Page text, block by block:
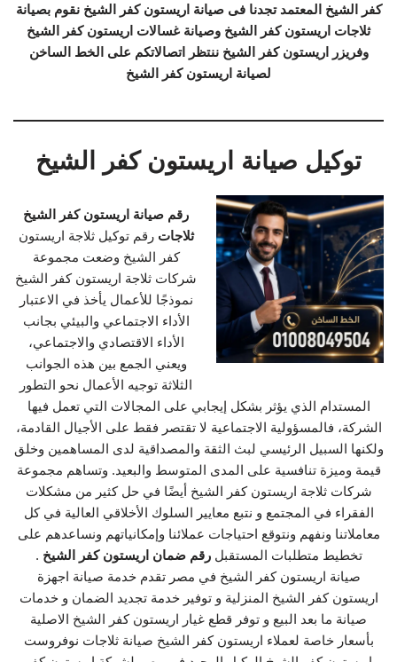
كفر الشيخ المعتمد تجدنا فى صيانة اريستون كفر الشيخ نقوم بصيانة
ثلاجات اريستون كفر الشيخ وصيانة غسالات اريستون كفر الشيخ
وفريزر اريستون كفر الشيخ ننتظر اتصالاتكم على الخط الساخن
لصيانة اريستون كفر الشيخ
توكيل صيانة اريستون كفر الشيخ
رقم صيانة اريستون كفر الشيخ
ثلاجات رقم توكيل ثلاجة اريستون
كفر الشيخ وضعت مجموعة
شركات ثلاجة اريستون كفر الشيخ
نموذجًا للأعمال يأخذ في الاعتبار
الأداء الاجتماعي والبيئي بجانب
الأداء الاقتصادي والاجتماعي،
ويعني الجمع بين هذه الجوانب
الثلاثة توجيه الأعمال نحو التطور
المستدام الذي يؤثر بشكل إيجابي على المجالات التي تعمل فيها
الشركة، فالمسؤولية الاجتماعية لا تقتصر فقط على الأجيال القادمة،
ولكنها السبيل الرئيسي لبث الثقة والمصداقية لدى المساهمين وخلق
قيمة وميزة تنافسية على المدى المتوسط والبعيد. وتساهم مجموعة
شركات ثلاجة اريستون كفر الشيخ أيضًا في حل كثير من مشكلات
الفقراء في المجتمع و نتبع معايير السلوك الأخلاقي العالية في كل
معاملاتنا ونفهم ونتوقع احتياجات عملائنا وإمكانياتهم ونساعدهم على
تخطيط متطلبات المستقبلرقم ضمان اريستون كفر الشيخ .
صيانة اريستون كفر الشيخ في مصر تقدم خدمة صيانة اجهزة
اريستون كفر الشيخ المنزلية و توفير خدمة تجديد الضمان و خدمات
صيانة ما بعد البيع و توفر قطع غيار اريستون كفر الشيخ الاصلية
بأسعار خاصة لعملاء اريستون كفر الشيخ صيانة ثلاجات نوفروست